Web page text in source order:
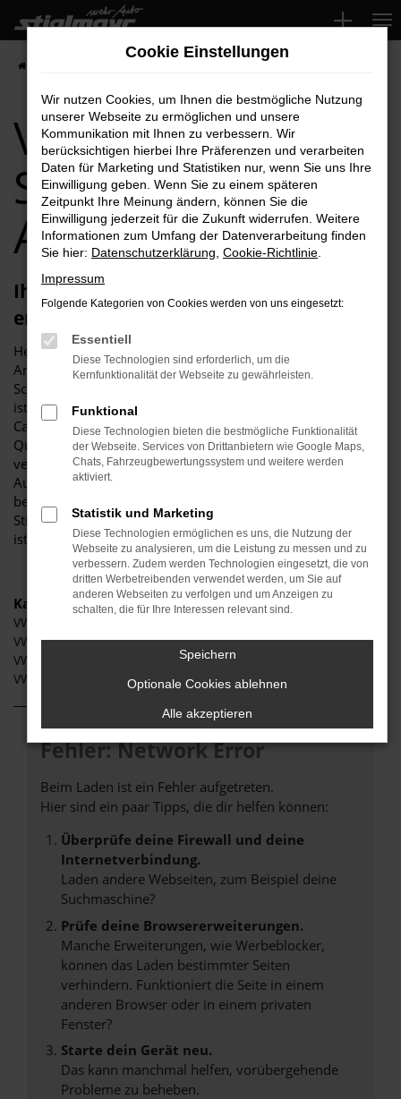
Zum
Hauptinhalt
springen
VW Caddy für
Schwabach Top-
Angebote
Ihren VW Caddy für Schwabach
erhalten Sie im Autohaus Stiglmayr
Herzlich willkommen bei Autohaus Stiglmayr – Ihre erste
Anlaufstelle für exzellente VW Caddy Fahrzeuge für
Schwabach und Umgebung! Unser renommiertes Autohaus
ist stolz darauf, Ihnen eine herausragende Auswahl an VW
Caddy zu präsentieren, die höchste Standards in Sachen
Qualität und Leistung erfüllen. Wir sind seit Jahren Ihr
vertrauenswürdiger Partner, wenn es um erstklassige
Automobile geht. Erfahren Sie mehr über unsere
beeindruckende VW Caddy Flotte und warum Autohaus
Stiglmayr die bevorzugte Adresse für VW Caddy Liebhaber
ist.
Kategorie
VW Caddy Schwabach
VW Caddy Gebrauchtwagen Schwabach
VW Caddy Tageszulassung Schwabach
VW Caddy Neuwagen Schwabach
Fehler: Network Error
Beim Laden ist ein Fehler aufgetreten.
Hier sind ein paar Tipps, die dir helfen können:
Überprüfe deine Firewall und deine
Internetverbindung.
Laden andere Webseiten, zum Beispiel deine
Suchmaschine?
Prüfe deine Browsererweiterungen.
Manche Erweiterungen, wie Werbeblocker,
können das Laden bestimmter Seiten
verhindern. Funktioniert die Seite in einem
anderen Browser oder in einem privaten
Fenster?
Starte dein Gerät neu.
Das kann manchmal helfen, vorübergehende
Probleme zu beheben.
Cookie Einstellungen
Wir nutzen Cookies, um Ihnen die bestmögliche Nutzung
unserer Webseite zu ermöglichen und unsere
Kommunikation mit Ihnen zu verbessern. Wir
berücksichtigen hierbei Ihre Präferenzen und verarbeiten
Daten für Marketing und Statistiken nur, wenn Sie uns Ihre
Einwilligung geben. Wenn Sie zu einem späteren
Zeitpunkt Ihre Meinung ändern, können Sie die
Einwilligung jederzeit für die Zukunft widerrufen. Weitere
Informationen zum Umfang der Datenverarbeitung finden
Sie hier: Datenschutzerklärung Cookie-Richtlinie
Impressum
Folgende Kategorien von Cookies werden von uns eingesetzt:
Essentiell
Diese Technologien sind erforderlich, um die
Kernfunktionalität der Webseite zu gewährleisten.
Funktional
Diese Technologien bieten die bestmögliche Funktionalität
der Webseite. Services von Drittanbietern wie Google Maps,
Chats, Fahrzeugbewertungssystem und weitere werden
aktiviert.
Statistik und Marketing
Diese Technologien ermöglichen es uns, die Nutzung der
Webseite zu analysieren, um die Leistung zu messen und zu
verbessern. Zudem werden Technologien eingesetzt, die von
dritten Werbetreibenden verwendet werden, um Sie auf
anderen Webseiten zu verfolgen und um Anzeigen zu
schalten, die für Ihre Interessen relevant sind.
Speichern
Optionale Cookies ablehnen
Alle akzeptieren